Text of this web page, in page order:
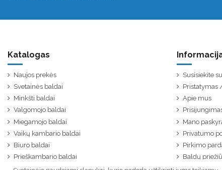
Katalogas
Naujos prekės
Svetainės baldai
Minkšti baldai
Valgomojo baldai
Miegamojo baldai
Vaikų kambario baldai
Biuro baldai
Prieškambario baldai
Susisiekite
Pristatymas
Apie mus
Mano
Privatumo
Pirkimo
Baldų